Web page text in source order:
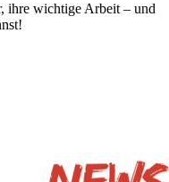
ihre wichtige Arbeit – und